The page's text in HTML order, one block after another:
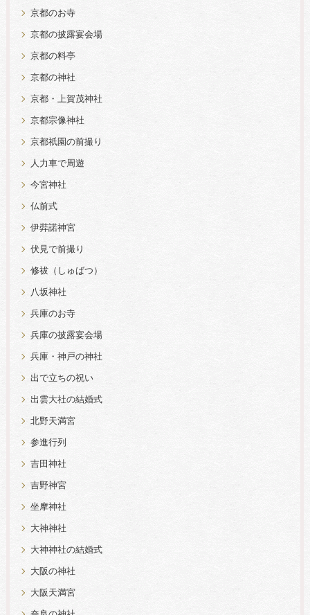
京都のお寺
京都の披露宴会場
京都の料亭
京都の神社
京都・上賀茂神社
京都宗像神社
京都祇園の前撮り
人力車で周遊
今宮神社
仏前式
伊弉諾神宮
伏見で前撮り
修祓（しゅばつ）
八坂神社
兵庫のお寺
兵庫の披露宴会場
兵庫・神戸の神社
出で立ちの祝い
出雲大社の結婚式
北野天満宮
参進行列
吉田神社
吉野神宮
坐摩神社
大神神社
大神神社の結婚式
大阪の神社
大阪天満宮